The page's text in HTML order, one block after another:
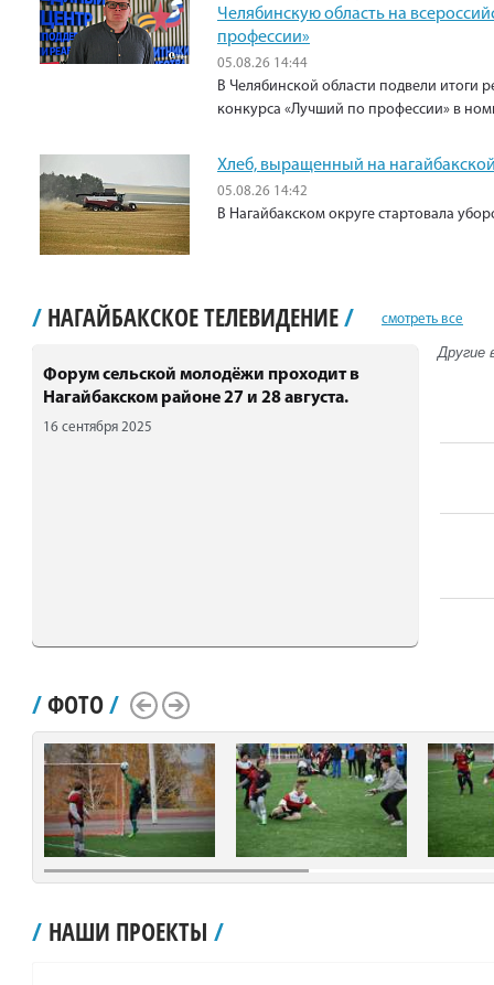
Челябинскую область на
профессии»
05.08.26 14:44
В Челябинской области подвели итоги
конкурса «Лучший по профессии» в
Хлеб, выращенный на
05.08.26 14:42
В Нагайбакском округе стартовала
/ НАГАЙБАКСКОЕ ТЕЛЕВИДЕНИЕ/ смотреть все
Форум сельской молодёжи проходит в
Нагайбакском районе 27 и 28 августа.
16 сентября 2025
Другие
/ФОТО/
Scroll LeftScroll Right
/ НАШИ ПРОЕКТЫ /